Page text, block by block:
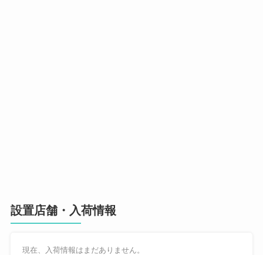
設置店舗・入荷情報
現在、入荷情報はまだありません。